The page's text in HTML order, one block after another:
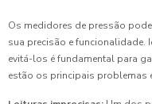
Os medidores de pressão
sua precisão e funcionalidade.
evitá-los é fundamental para
estão os principais problemas